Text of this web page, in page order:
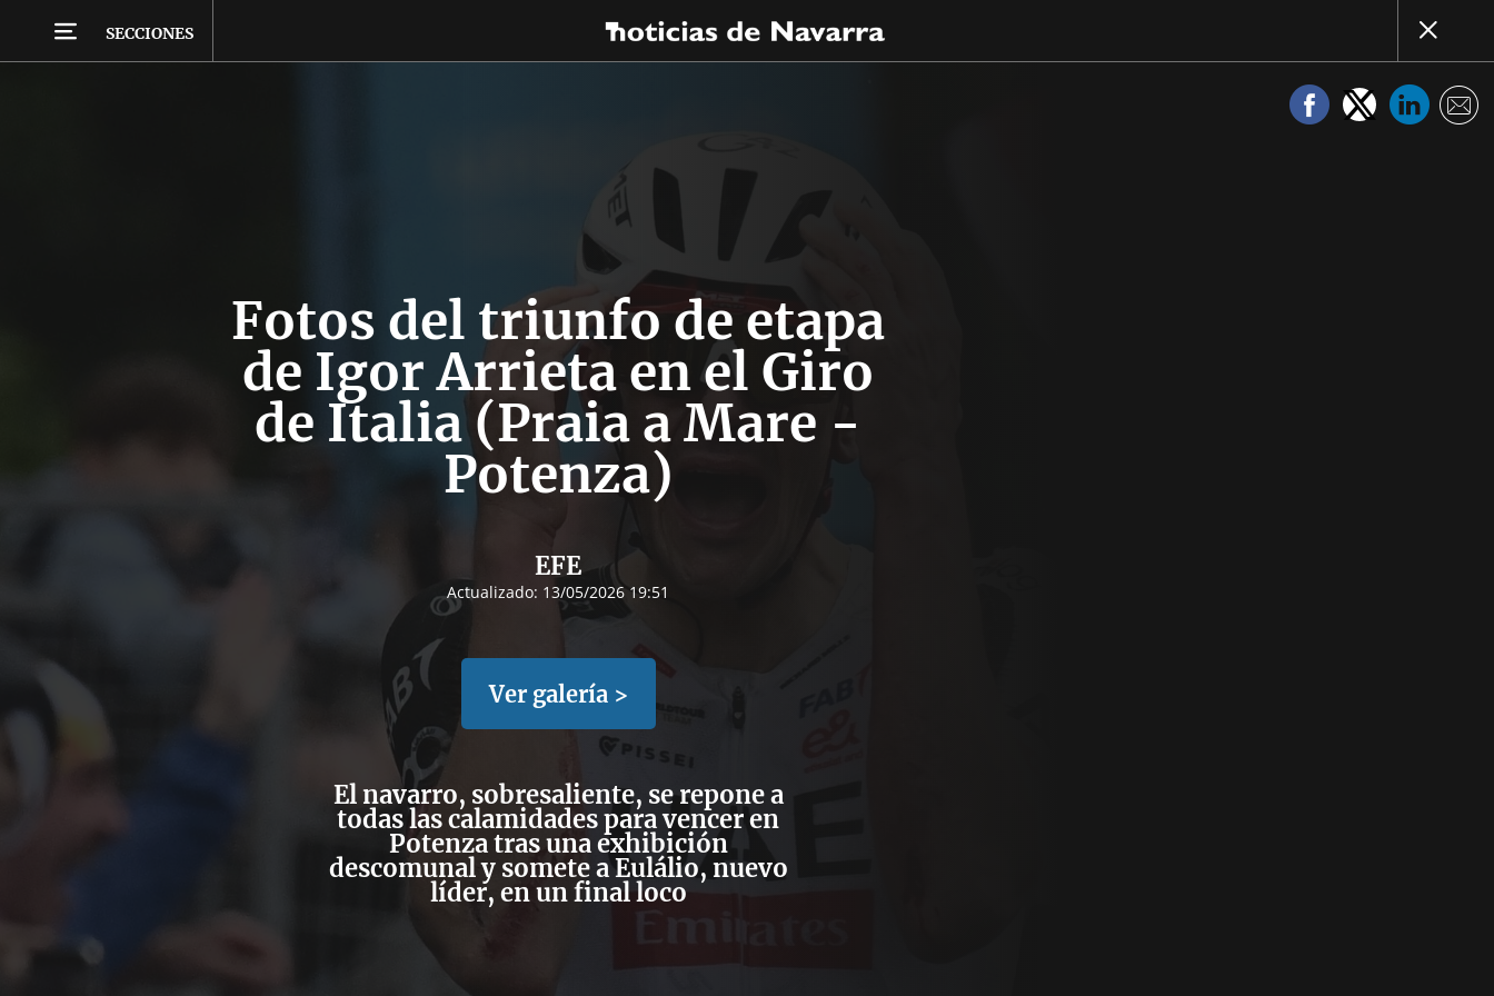
SECCIONES
Fotos del triunfo de etapa
de Igor Arrieta en el Giro
de Italia (Praia a Mare -
Potenza)
EFE
Actualizado: 13/05/2026 19:51
Ver galería >
El navarro, sobresaliente, se repone a
todas las calamidades para vencer en
Potenza tras una exhibición
descomunal y somete a Eulálio, nuevo
líder, en un final loco